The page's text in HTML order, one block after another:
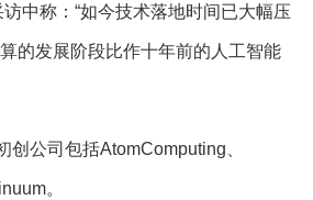
中称：“如今技术落地时间已大幅压
的发展阶段比作十年前的人工智能
创公司包括AtomComputing、
。